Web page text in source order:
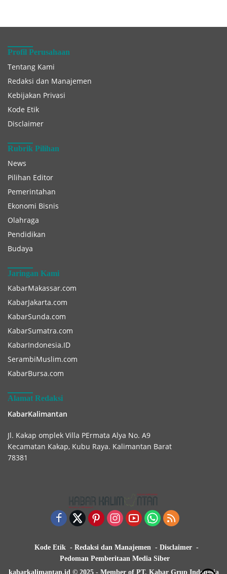
Profil Perusahaan
Tentang Kami
Redaksi dan Manajemen
Kebijakan Privasi
Kode Etik
Disclaimer
Rubrik Pilihan
News
Pilihan Editor
Pemerintahan
Ekonomi Bisnis
Olahraga
Pendidikan
Budaya
Jaringan Kami
KabarMakassar.com
KabarJakarta.com
KabarSunda.com
KabarSumatra.com
KabarIndonesia.ID
SerambiMuslim.com
KabarBursa.com
Alamat Redaksi
KabarKalimantan
Jl. Kakap omplek Villa PErmata Alya No. A9
Kecamatan Kakap, Kubu Raya. Kalimantan Barat
78381
Kode Etik Redaksi dan Manajemen
Disclaimer
Pedoman Pemberitaan Media Siber
kabarkalimantan.id © 2025 - Member of PT. Kabar Grup Indonesia